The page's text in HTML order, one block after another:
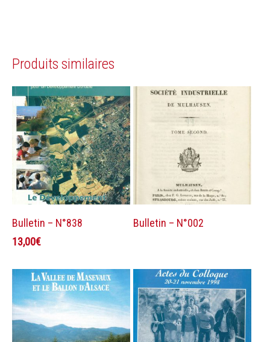
Produits similaires
Ajouter au panier
Bulletin – N°838
13,00€
Lire la suite
Bulletin – N°002